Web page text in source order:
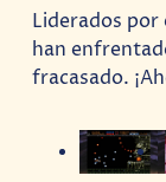
Liderados
han
fracasado.